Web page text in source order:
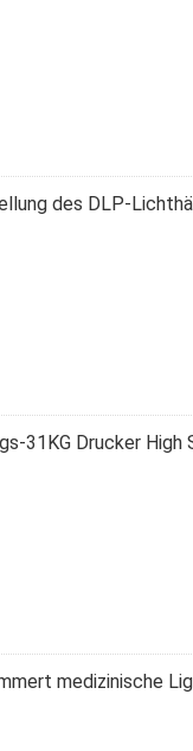
des DLP-
31KG Drucker
medizinische